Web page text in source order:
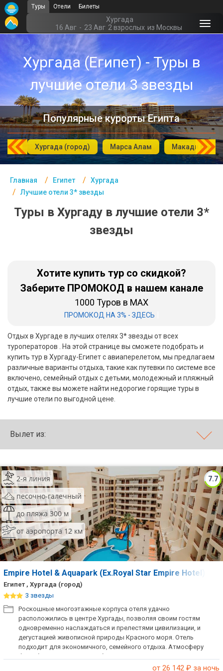
Туры Отели Билеты
Хургада
16 Авг - 23 Авг 2 взрослых из Москвы
Хургада (Египет) - Туры в
лучшие отели 3 звезды
Популярные курорты Египта
Хургада (город) Марса Алам Макади бэй
Главная Египет
Хургада
Лучшие отели 3* звезды
Туры в Хургаду в лучшие отели 3*
звезды
Хотите купить тур со скидкой?
Заберите ПРОМОКОД в нашем канале
1000 Туров в MAX
ПРОМОКОД НА 3% - ЗДЕСЬ
Отдых в Хургаде в лучших отелях 3* звезды от всех
туроператоров . На этой странице вы сможете подобрать и
купить тур в Хургаду-Египет с авиаперелетом, мы предлагаем
различные варианты отдыха, такие как путевки по системе все
включено, семейный отдых с детьми, молодежный и пляжный
отдых, также вы можете найти недорогие горящие туры в
лучшие отели по выгодной цене.
Вылет из:
7.7
2-я линия
песочно-галечный
до пляжа 300 м
от аэропорта 12 км
Empire Hotel & Aquapark (Ex.Royal Star Empire Hotel)
Египет , Хургада (город)
3 звезды
Роскошные многоэтажные корпуса отеля удачно
расположились в центре Хургады, позволяя своим гостям
одновременно наслаждаться и прелестями цивилизации, и
дегустацией живописной природы Красного моря. Отель
подходит для экономичного, семейного отдыха. Атмосферу
беззаботности и дружелюбия неустанно создает приветливый
от 26 142 ₽ за ночь
Главная
Египет- Курорты
Офис г. Москва
Помощь
Подборки отелей
Турция
Таиланд
ОАЭ
Египет
Хайнань
Занзибар
Абхазия
Большой Сочи
Кав Мин Воды
Экскурсионные туры
ТОП 10 недорогих отелей
5*
Лучшие отели 4* звезды
Недорогие отели 4*
звезды
Лучшие отели 3* звезды
Недорогие отели 3*
Сетевые отели Турции
Сетевые отели Египта
Сетевые отели ОАЭ